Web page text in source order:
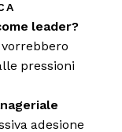
leader?
pressioni
adesione